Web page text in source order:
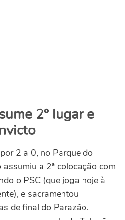
2º lugar e
2 a 0, no Parque do
a 2ª colocação com
o PSC (que joga hoje à
e sacramentou
de final do Parazão.